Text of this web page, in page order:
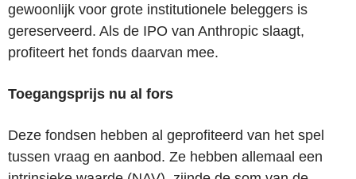
gewoonlijk voor grote institutionele beleggers is
gereserveerd. Als de IPO van Anthropic slaagt,
profiteert het fonds daarvan mee.
Toegangsprijs nu al fors
Deze fondsen hebben al geprofiteerd van het spel
tussen vraag en aanbod. Ze hebben allemaal een